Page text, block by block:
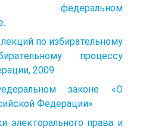
федеральном
по избирательному
процессу
2009
законе «О
Федерации»
электорального права и